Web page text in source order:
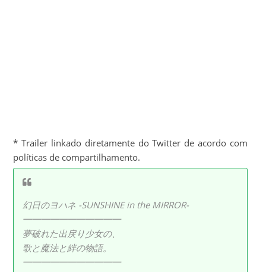
* Trailer linkado diretamente do Twitter de acordo com
políticas de compartilhamento.
幻日のヨハネ -SUNSHINE in the MIRROR-
━━━━━━━━━━━
夢破れた出戻り少女の、
歌と魔法と絆の物語。
━━━━━━━━━━━